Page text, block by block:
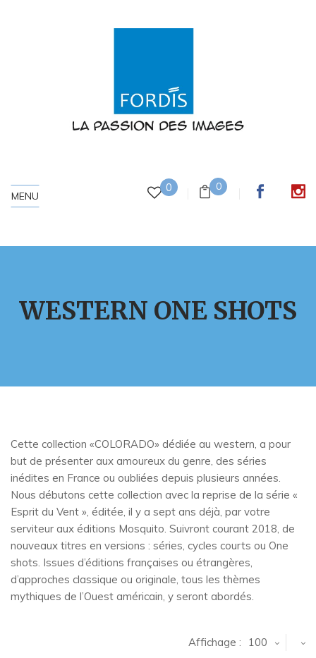
0 0
MENU
WESTERN ONE SHOTS
Cette collection «COLORADO» dédiée au western, a pour
but de présenter aux amoureux du genre, des séries
inédites en France ou oubliées depuis plusieurs années.
Nous débutons cette collection avec la reprise de la série «
Esprit du Vent », éditée, il y a sept ans déjà, par votre
serviteur aux éditions Mosquito. Suivront courant 2018, de
nouveaux titres en versions : séries, cycles courts ou One
shots. Issues d’éditions françaises ou étrangères,
d’approches classique ou originale, tous les thèmes
mythiques de l’Ouest américain, y seront abordés.
Affichage : 100